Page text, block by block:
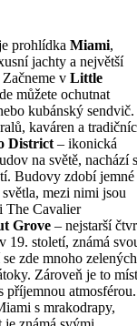
prohlídka Miami,
jachty a největší
v Little
můžete ochutnat
kubánský sendvič.
kaváren a
District– ikonická
na světě, nachází
Budovy zdobí jemné
mezi nimi jsou
The Cavalier
Grove – nejstarší
19. století, známá
zde mnoho zelených
Zároveň je to
příjemnou atmosférou.
s mrakodrapy,